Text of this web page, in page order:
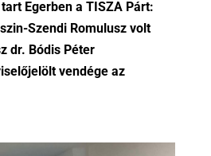
Egerben a TISZA Párt:
Szendi Romulusz volt
dr. Bódis Péter
vendége az